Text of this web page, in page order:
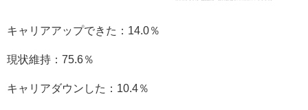
キャリアアップできた：14.0％
現状維持：75.6％
キャリアダウンした：10.4％